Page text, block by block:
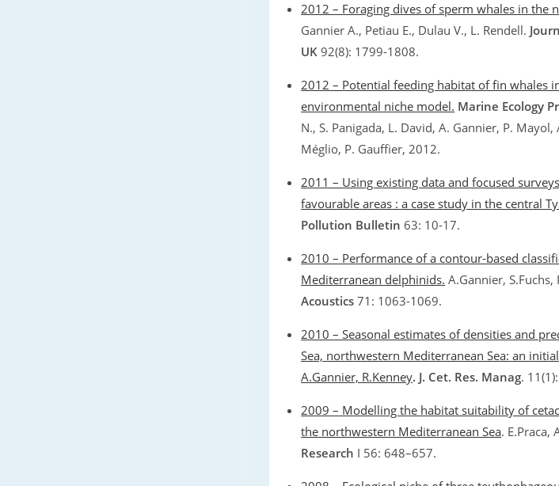
2012 – Foraging dives of sperm whales in the
Gannier A., Petiau E., Dulau V., L. Rendell.
UK 92(8): 1799-1808.
2012 – Potential feeding habitat of fin whales
environmental niche model. Marine Ecology
N., S. Panigada, L. David, A. Gannier, P.
Méglio, P. Gauffier, 2012.
2011 – Using existing data and focused
favourable areas : a case study in the central
Pollution Bulletin 63: 10-17.
2010 – Performance of a contour-based
Mediterranean delphinids. A.Gannier,
Acoustics 71: 1063-1069.
2010 – Seasonal estimates of densities and
Sea, northwestern Mediterranean Sea: an
A.Gannier, R.Kenney. J. Cet. Res. Manag.
2009 – Modelling the habitat suitability of
the northwestern Mediterranean Sea. E.Praca,
Research I 56: 648–657.